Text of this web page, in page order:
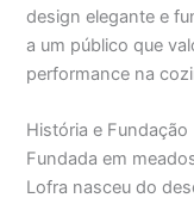
design elegante e
a um público que
performance na
História e Fundação
Fundada em
Lofra nasceu do